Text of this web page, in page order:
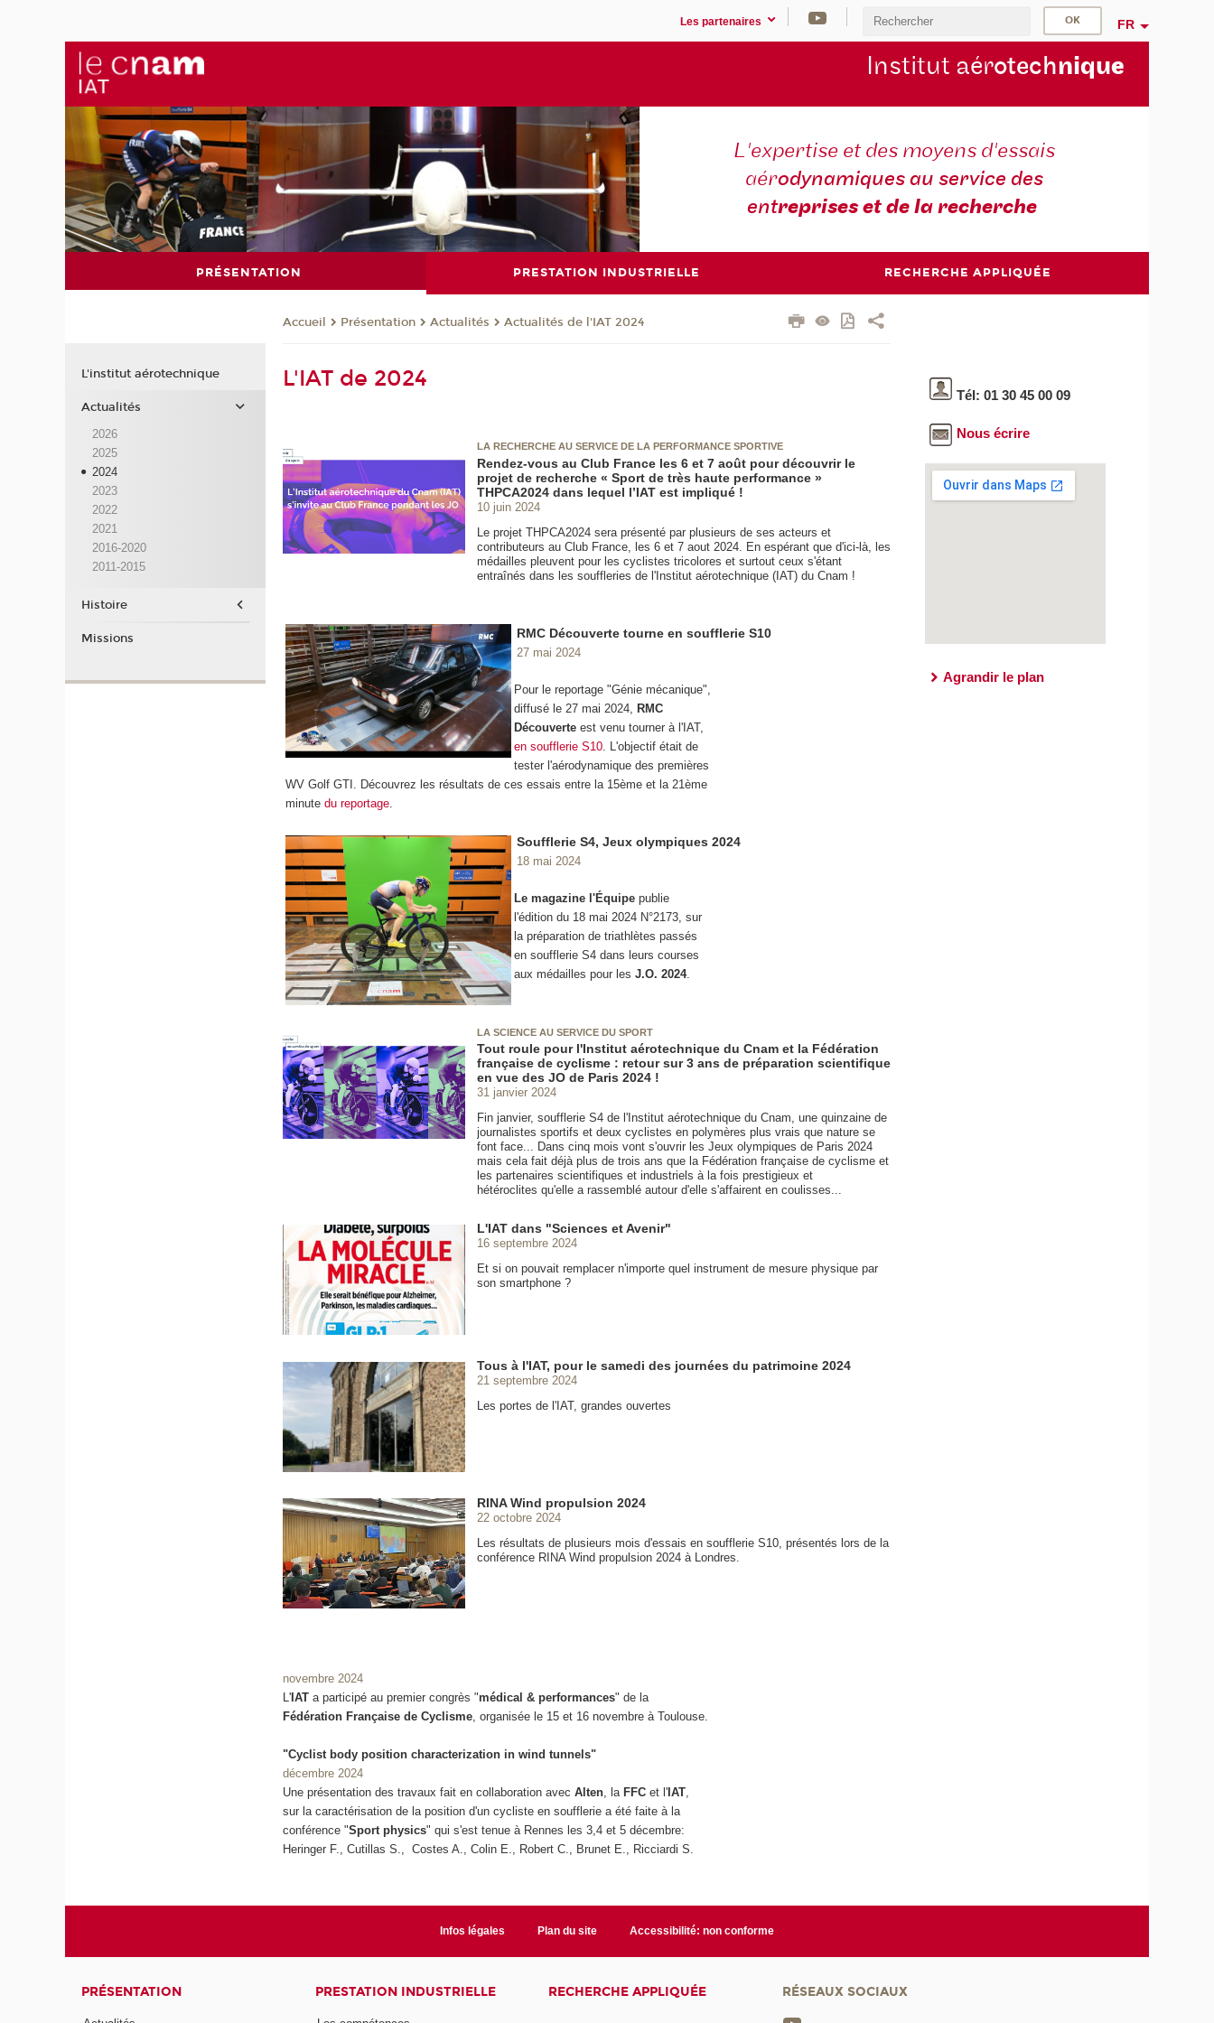
Les partenaires FR
Institut aérotechnique
L'expertise et des moyens d'essais
aérodynamiques au service des
entreprises et de la recherche
PRÉSENTATION PRESTATION INDUSTRIELLE RECHERCHE APPLIQUÉE
Accueil Présentation Actualités Actualités de l'IAT 2024
L'IAT de 2024
LA RECHERCHE AU SERVICE DE LA PERFORMANCE SPORTIVE
Rendez-vous au Club France les 6 et 7 août pour découvrir le
projet de recherche « Sport de très haute performance »
THPCA2024 dans lequel l’IAT est impliqué !
10 juin 2024
Le projet THPCA2024 sera présenté par plusieurs de ses acteurs et
contributeurs au Club France, les 6 et 7 aout 2024. En espérant que d'ici-là, les
médailles pleuvent pour les cyclistes tricolores et surtout ceux s'étant
entraînés dans les souffleries de l'Institut aérotechnique (IAT) du Cnam !
RMC Découverte tourne en soufflerie S10
27 mai 2024
Pour le reportage "Génie mécanique",
diffusé le 27 mai 2024,RMC
Découverte est venu tourner à l'IAT,
en soufflerie S10 . L'objectif était de
tester l'aérodynamique des premières
WV Golf GTI. Découvrez les résultats de ces essais entre la 15ème et la 21ème
minutedu reportage
Soufflerie S4, Jeux olympiques 2024
18 mai 2024
Le magazine l'Équipe publie
l'édition du 18 mai 2024 N°2173, sur
la préparation de triathlètes passés
en soufflerie S4 dans leurs courses
aux médailles pour lesJ.O. 2024.
LA SCIENCE AU SERVICE DU SPORT
Tout roule pour l'Institut aérotechnique du Cnam et la Fédération
française de cyclisme : retour sur 3 ans de préparation scientifique
en vue des JO de Paris 2024 !
31 janvier 2024
Fin janvier, soufflerie S4 de l'Institut aérotechnique du Cnam, une quinzaine de
journalistes sportifs et deux cyclistes en polymères plus vrais que nature se
font face... Dans cinq mois vont s'ouvrir les Jeux olympiques de Paris 2024
mais cela fait déjà plus de trois ans que la Fédération française de cyclisme et
les partenaires scientifiques et industriels à la fois prestigieux et
hétéroclites qu'elle a rassemblé autour d'elle s'affairent en coulisses...
L'IAT dans "Sciences et Avenir"
16 septembre 2024
Et si on pouvait remplacer n'importe quel instrument de mesure physique par
son smartphone ?
Tous à l'IAT, pour le samedi des journées du patrimoine 2024
21 septembre 2024
Les portes de l'IAT, grandes ouvertes
RINA Wind propulsion 2024
22 octobre 2024
Les résultats de plusieurs mois d'essais en soufflerie S10, présentés lors de la
conférence RINA Wind propulsion 2024 à Londres.
novembre 2024
L' IAT a participé au premier congrès "médical & performances" de la
Fédération Française de Cyclisme , organisée le 15 et 16 novembre à Toulouse.
"Cyclist body position characterization in wind tunnels"
décembre 2024
Une présentation des travaux fait en collaboration avecAlten , la FFC et l' IAT
sur la caractérisation de la position d'un cycliste en soufflerie a été faite à la
conférence "Sport physics" qui s'est tenue à Rennes les 3,4 et 5 décembre:
Heringer F., Cutillas S., Costes A., Colin E., Robert C., Brunet E., Ricciardi S.
Tél: 01 30 45 00 09
Nous écrire
Agrandir le plan
L'institut aérotechnique
Actualités
2026
2025
2024
2023
2022
2021
2016-2020
2011-2015
Histoire
Missions
Infos légales Plan du site Accessibilité: non conforme
PRÉSENTATION PRESTATION INDUSTRIELLE RECHERCHE APPLIQUÉE RÉSEAUX SOCIAUX